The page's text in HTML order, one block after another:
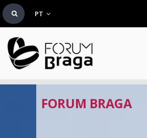
PT
FORUM BRAGA